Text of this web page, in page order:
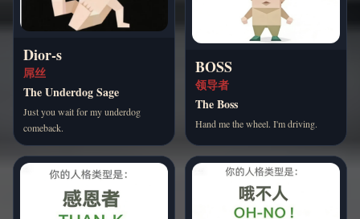
Dior-s
屌丝
The Underdog Sage
Just you wait for my underdog
comeback.
BOSS
领导者
The Boss
Hand me the wheel. I'm driving.